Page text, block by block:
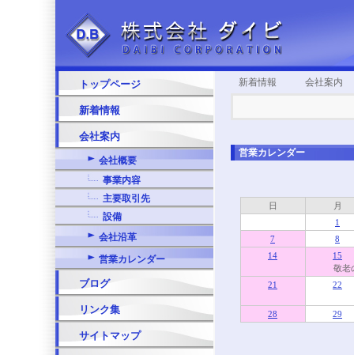
トップページ
新着情報
会社案内
会社概要
事業内容
主要取引先
設備
会社沿革
営業カレンダー
ブログ
リンク集
サイトマップ
新着情報 会社案内
営業カレンダー
日
月
1
7
8
14
15
敬老
21
22
28 29